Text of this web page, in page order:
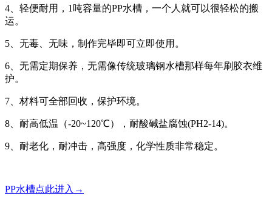
4、轻便耐用，1吨容量的PP水槽，一个人就可以很轻松的搬
运。
5、无毒、无味，制作完毕即可立即使用。
6、无需定期保养，无需像传统玻璃钢水槽那样每年刷胶衣维
护。
7、材料可全部回收，保护环境。
8、耐高低温（-20~120℃），耐酸碱盐腐蚀(PH2-14)。
9、耐老化，耐冲击，高强度，化学性质非常稳定。
PP水槽点此进入→